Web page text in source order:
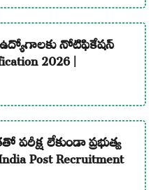
నోటిఫికేషన్
2026 |
లేకుండా ప్రభుత్వ
Post Recruitment